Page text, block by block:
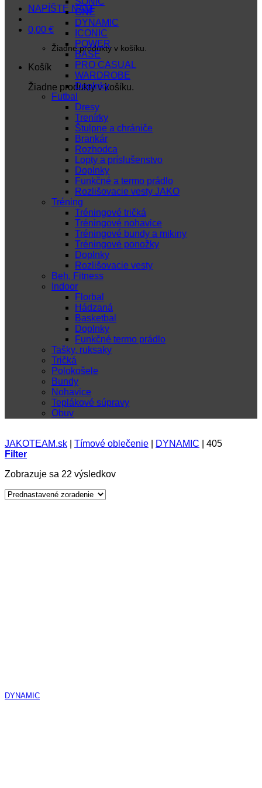
NAPÍŠTE NÁM
0,00 €
Žiadne produkty v košíku.
Košík
Žiadne produkty v košíku.
ONE
DYNAMIC
ICONIC
POWER
BASE
PRO CASUAL
WARDROBE
Doplnky
Futbal
Dresy
Trenírky
Štulpne a chrániče
Brankár
Rozhodca
Lopty a príslušenstvo
Doplnky
Funkčné a termo prádlo
Rozlišovacie vesty JAKO
Tréning
Tréningové tričká
Tréningové nohavice
Tréningové bundy a mikiny
Tréningové ponožky
Doplnky
Rozlišovacie vesty
Beh, Fitness
Indoor
Florbal
Hádzaná
Basketbal
Doplnky
Funkčné termo prádlo
Tašky, ruksaky
Tričká
Polokošele
Bundy
Nohavice
Teplákové súpravy
Obuv
JAKOTEAM.sk Tímové oblečenie DYNAMIC
405
Filter
Zobrazuje sa 22 výsledkov
DYNAMIC